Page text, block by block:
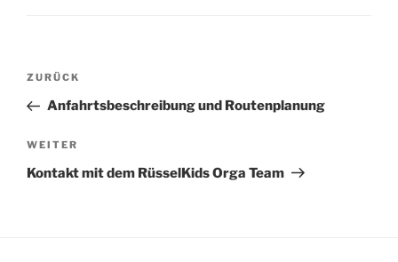
Beitragsnavigation
Vorheriger
Beitrag
ZURÜCK
Anfahrtsbeschreibung und Routenplanung
Nächster
Beitrag
WEITER
Kontakt mit dem RüsselKids Orga Team